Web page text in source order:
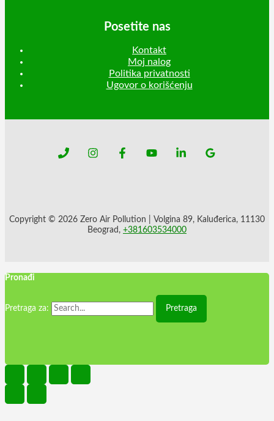
Posetite nas
Kontakt
Moj nalog
Politika privatnosti
Ugovor o korišćenju
Copyright © 2026 Zero Air Pollution | Volgina 89, Kaluđerica, 11130
Beograd, +381603534000
Pronađi
Pretraga za: